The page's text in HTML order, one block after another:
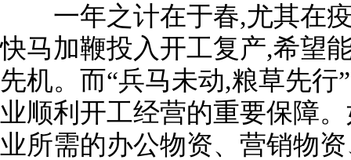
一年之计在于春,尤其在疫
快马加鞭投入开工复产,希望
先机。而“兵马未动,粮草先
业顺利开工经营的重要保障
业所需的办公物资、营销物